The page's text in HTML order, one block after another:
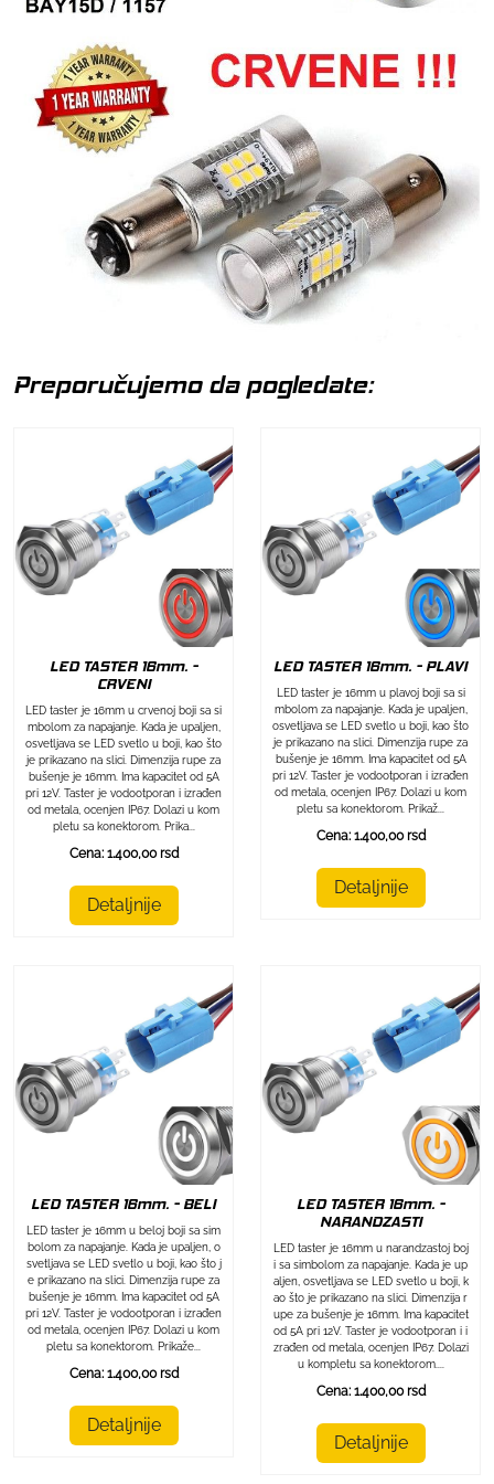
Preporučujemo da pogledate:
LED TASTER 16mm. -
CRVENI
LED taster je 16mm u crvenoj boji sa si
mbolom za napajanje. Kada je upaljen,
osvetljava se LED svetlo u boji, kao što
je prikazano na slici. Dimenzija rupe za
bušenje je 16mm. Ima kapacitet od 5A
pri 12V. Taster je vodootporan i izrađen
od metala, ocenjen IP67. Dolazi u kom
pletu sa konektorom. Prika...
Cena: 1.400,00 rsd
Detaljnije
LED TASTER 16mm. - PLAVI
LED taster je 16mm u plavoj boji sa si
mbolom za napajanje. Kada je upaljen,
osvetljava se LED svetlo u boji, kao što
je prikazano na slici. Dimenzija rupe za
bušenje je 16mm. Ima kapacitet od 5A
pri 12V. Taster je vodootporan i izrađen
od metala, ocenjen IP67. Dolazi u kom
pletu sa konektorom. Prikaž...
Cena: 1.400,00 rsd
Detaljnije
LED TASTER 16mm. - BELI
LED taster je 16mm u beloj boji sa sim
bolom za napajanje. Kada je upaljen, o
svetljava se LED svetlo u boji, kao što j
e prikazano na slici. Dimenzija rupe za
bušenje je 16mm. Ima kapacitet od 5A
pri 12V. Taster je vodootporan i izrađen
od metala, ocenjen IP67. Dolazi u kom
pletu sa konektorom. Prikaže...
Cena: 1.400,00 rsd
Detaljnije
LED TASTER 16mm. -
NARANDZASTI
LED taster je 16mm u narandzastoj boj
i sa simbolom za napajanje. Kada je up
aljen, osvetljava se LED svetlo u boji, k
ao što je prikazano na slici. Dimenzija r
upe za bušenje je 16mm. Ima kapacitet
od 5A pri 12V. Taster je vodootporan i i
zrađen od metala, ocenjen IP67. Dolazi
u kompletu sa konektorom....
Cena: 1.400,00 rsd
Detaljnije